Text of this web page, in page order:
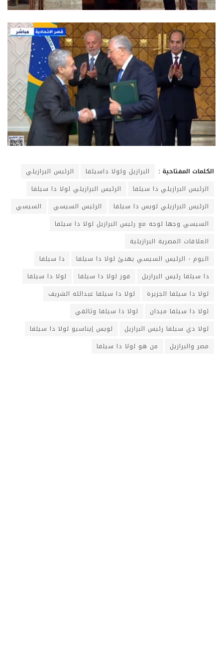
الكلمات المفتاحية : البرازيل ولولا داسيلفا
الرئيس البرازيلي
الرئيس البرازيلي دا سيلفا
الرئيس البرازيلي لولا دا سيلفا
الرئيس البرازيلي لويس دا سيلفا
الرئيس السيسي
السيسي
السيسي وجها لوجه مع رئيس البرازيل لولا دا سيلفا
العلاقات المصرية البرازيلية
اليوم - الرئيس السيسي يهنئ لولا دا سيلفا
دا سيلفا
دا سيلفا رئيس البرازيل
فوز لولا دا سيلفا
لولا دا سيلفا
لولا دا سيلفا الجزيرة
لولا دا سيلفا عبدالله الشريف
لولا دا سيلفا ميدان
لولا دا سيلفا وثائقي
لولا دي سيلفا رئيس البرازيل
لويس إيناسيو لولا دا سيلفا
مصر والبرازيل
من هو لولا دا سيلفا